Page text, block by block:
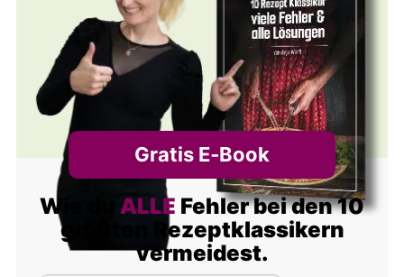
Gratis E‑Book
Wie du ALLE Fehler bei den 10
größten Rezeptklassikern
vermeidest.